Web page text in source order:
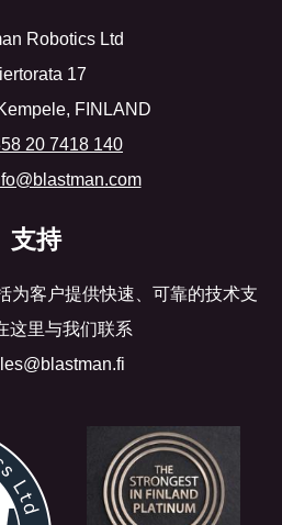
Robotics Ltd
17
FINLAND
20 7418 140
支持
为客户提供快速、可靠的技术支
这里与我们联系